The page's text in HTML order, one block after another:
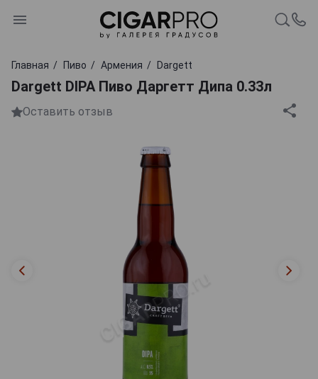
Главная Пиво Армения Dargett
Dargett DIPA Пиво Даргетт Дипа 0.33л
Оставить отзыв